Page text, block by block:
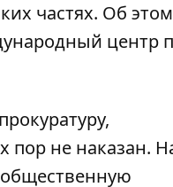
частях. Об этом
центр
пор не наказан.